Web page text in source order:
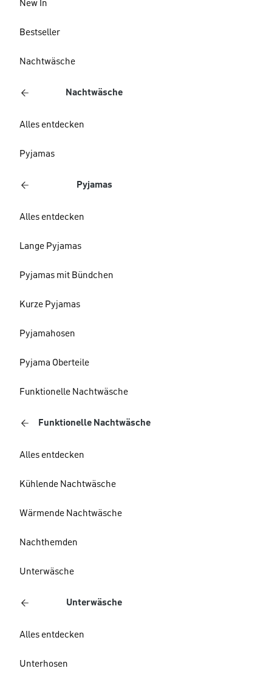
New In
Bestseller
Nachtwäsche
Nachtwäsche
Alles entdecken
Pyjamas
Pyjamas
Alles entdecken
Lange Pyjamas
Pyjamas mit Bündchen
Kurze Pyjamas
Pyjamahosen
Pyjama Oberteile
Funktionelle Nachtwäsche
Funktionelle Nachtwäsche
Alles entdecken
Kühlende Nachtwäsche
Wärmende Nachtwäsche
Nachthemden
Unterwäsche
Unterwäsche
Alles entdecken
Unterhosen